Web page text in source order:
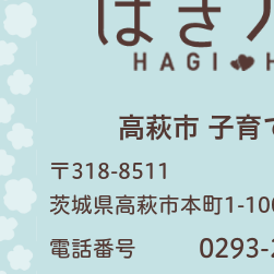
高萩市 子育
〒318-8511
茨城県高萩市本町1-
電話番号